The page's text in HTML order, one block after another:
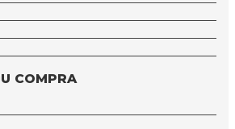
COMPRA